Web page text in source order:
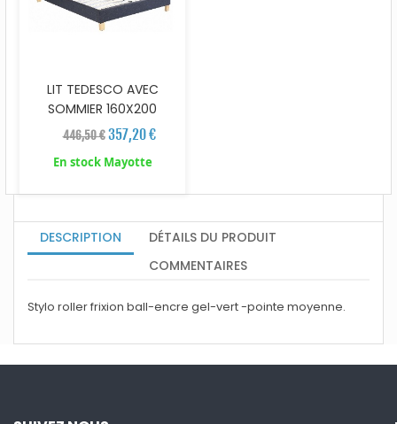
LIT TEDESCO AVEC
SOMMIER 160X200
446,50 € 357,20 €
En stock Mayotte
DESCRIPTION
DÉTAILS DU PRODUIT
COMMENTAIRES
Stylo roller frixion ball-encre gel-vert -pointe moyenne.